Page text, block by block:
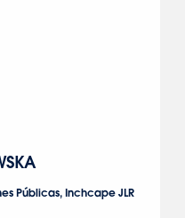
Públicas, Inchcape JLR